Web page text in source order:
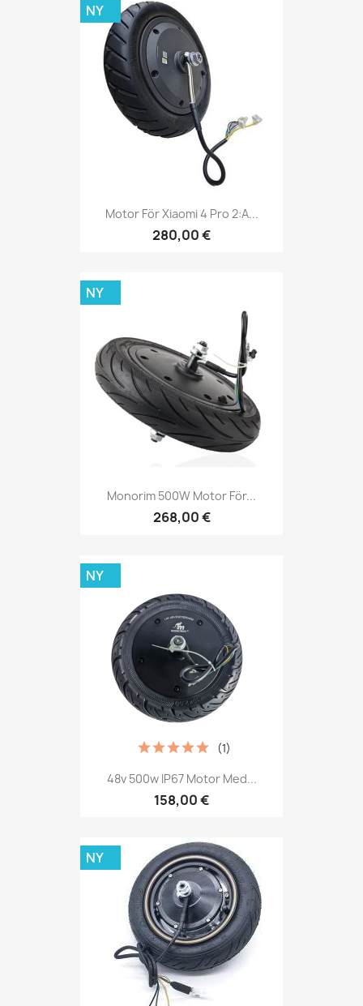
Motor För Xiaomi 4 Pro 2:a...
280,00 €
NY
Monorim 500W Motor För...
268,00 €
NY
48v 500w IP67 Motor Med...
158,00 €
(1)
NY
NY